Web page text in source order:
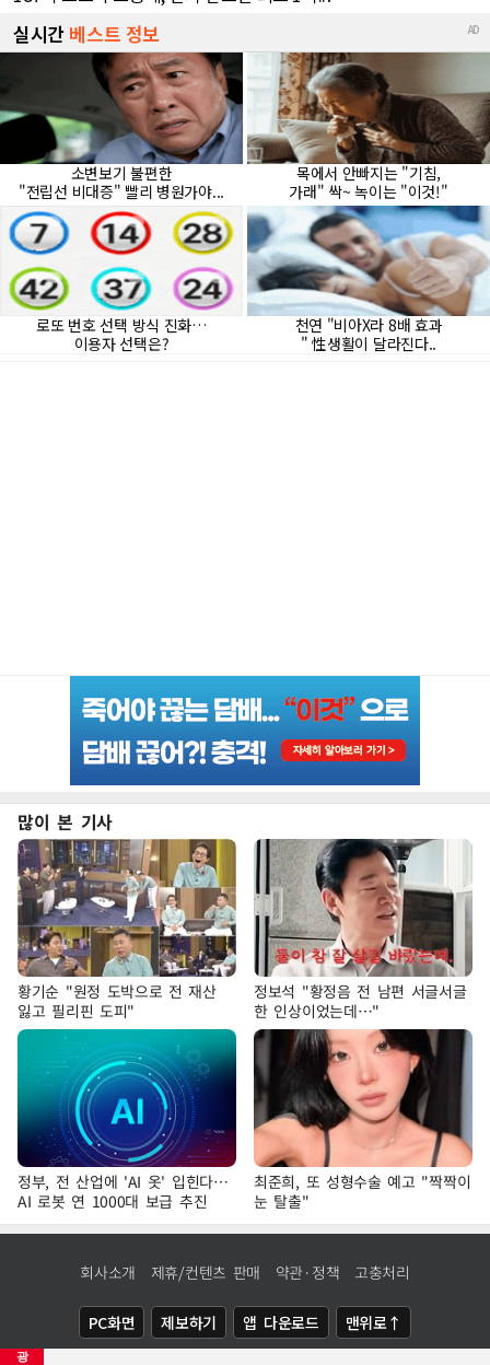
광
많이 본 기사
황기순 "원정 도박으로 전 재산
잃고 필리핀 도피"
정보석 "황정음 전 남편 서글서글
한 인상이었는데…"
정부, 전 산업에 'AI 옷' 입힌다…
AI 로봇 연 1000대 보급 추진
최준희, 또 성형수술 예고 "짝짝이
눈 탈출"
회사소개 제휴/컨텐츠 판매 약관·정책 고충처리
PC화면 제보하기 앱 다운로드 맨위로↑